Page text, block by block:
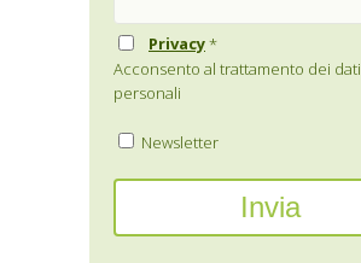
Privacy*
Acconsento al trattamento dei dati
personali
Newsletter